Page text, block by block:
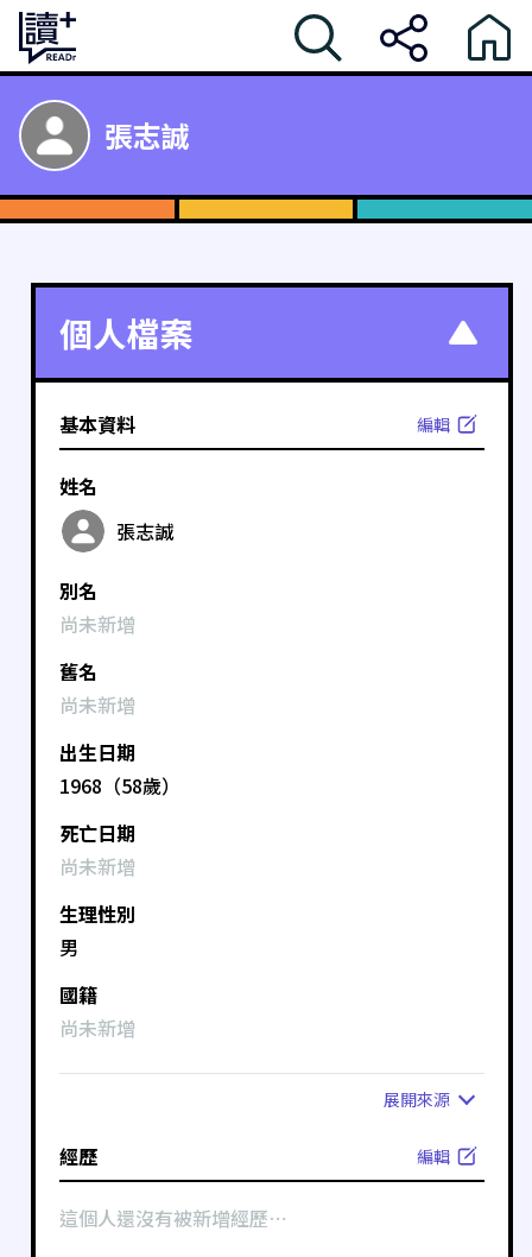
張志誠
個人檔案
基本資料 編輯
姓名
張志誠
別名
尚未新增
舊名
尚未新增
出生日期
1968（58歲）
死亡日期
尚未新增
生理性別
男
國籍
尚未新增
展開來源
經歷 編輯
這個人還沒有被新增經歷⋯